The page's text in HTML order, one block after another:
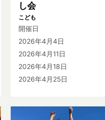
し会
こども
開催日
2026年4月4日
2026年4月11日
2026年4月18日
2026年4月25日